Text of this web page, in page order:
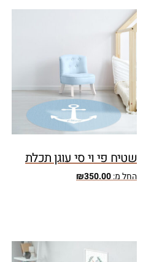
שטיח פי וי סי עוגן תכלת
החל מ: ₪350.00